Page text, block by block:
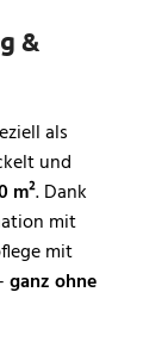
&
als
und
m². Dank
mit
mit
ganz ohne